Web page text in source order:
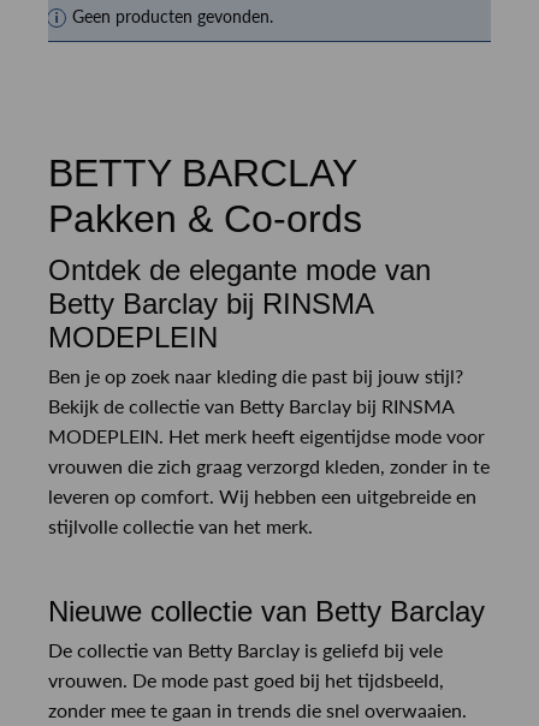
Geen producten gevonden.
BETTY BARCLAY
Pakken & Co-ords
Ontdek de elegante mode van
Betty Barclay bij RINSMA
MODEPLEIN
Ben je op zoek naar kleding die past bij jouw stijl?
Bekijk de collectie van Betty Barclay bij RINSMA
MODEPLEIN. Het merk heeft eigentijdse mode voor
vrouwen die zich graag verzorgd kleden, zonder in te
leveren op comfort. Wij hebben een uitgebreide en
stijlvolle collectie van het merk.
Nieuwe collectie van Betty Barclay
De collectie van Betty Barclay is geliefd bij vele
vrouwen. De mode past goed bij het tijdsbeeld,
zonder mee te gaan in trends die snel overwaaien.